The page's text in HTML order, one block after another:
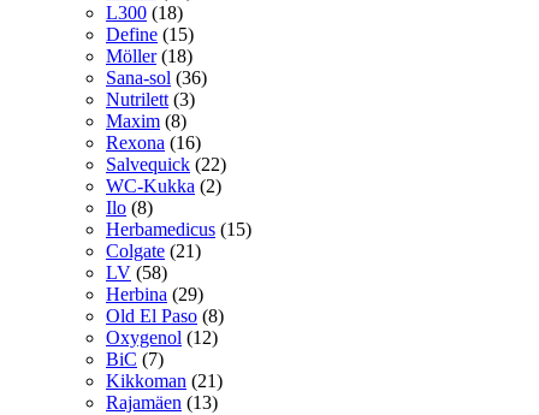
L300 (18)
Define (15)
Möller (18)
Sana-sol (36)
Nutrilett (3)
Maxim (8)
Rexona (16)
Salvequick (22)
WC-Kukka (2)
Ilo (8)
Herbamedicus (15)
Colgate (21)
LV (58)
Herbina (29)
Old El Paso (8)
Oxygenol (12)
BiC (7)
Kikkoman (21)
Rajamäen (13)